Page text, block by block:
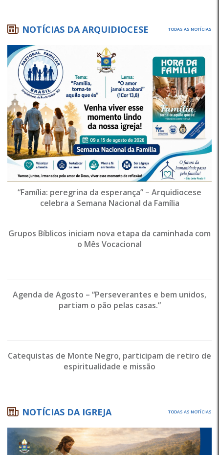
NOTÍCIAS DA ARQUIDIOCESE TODAS AS NOTÍCIAS
“Família: peregrina da esperança” – Arquidiocese
celebra a Semana Nacional da Família
Grupos Bíblicos iniciam nova etapa da caminhada com
o Mês Vocacional
Agenda de Agosto – “Perseverantes e bem unidos,
partiam o pão pelas casas.”
Catequistas de Monte Negro, participam de retiro de
espiritualidade e missão
NOTÍCIAS DA IGREJA TODAS AS NOTÍCIAS